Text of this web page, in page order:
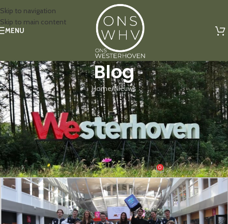
Skip to navigation
Skip to main content
MENU
Blog
Home Nieuws
NIEUWS
Summa talenten uit
Westerhoven en Bergeijk naar
finale!
getprautAan 5 maart 2026 0